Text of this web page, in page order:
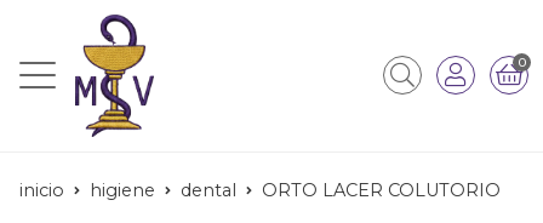
0
inicio higiene dental ORTO LACER COLUTORIO